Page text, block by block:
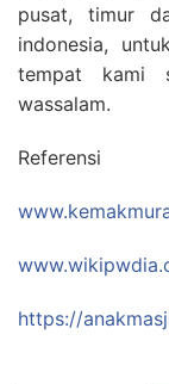
pusat, timur
indonesia,
tempat kami
wassalam.
Referensi
https://